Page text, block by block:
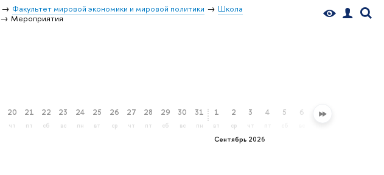
Факультет мировой экономики и мировой политики
Школа
Мероприятия
20
чт
21
пт
22
сб
23
вс
24
пн
25
вт
26
ср
27
чт
28
пт
29
сб
30
вс
31
пн
Сентябрь 2026
1
вт
2
ср
3
чт
4
пт
5 6 7